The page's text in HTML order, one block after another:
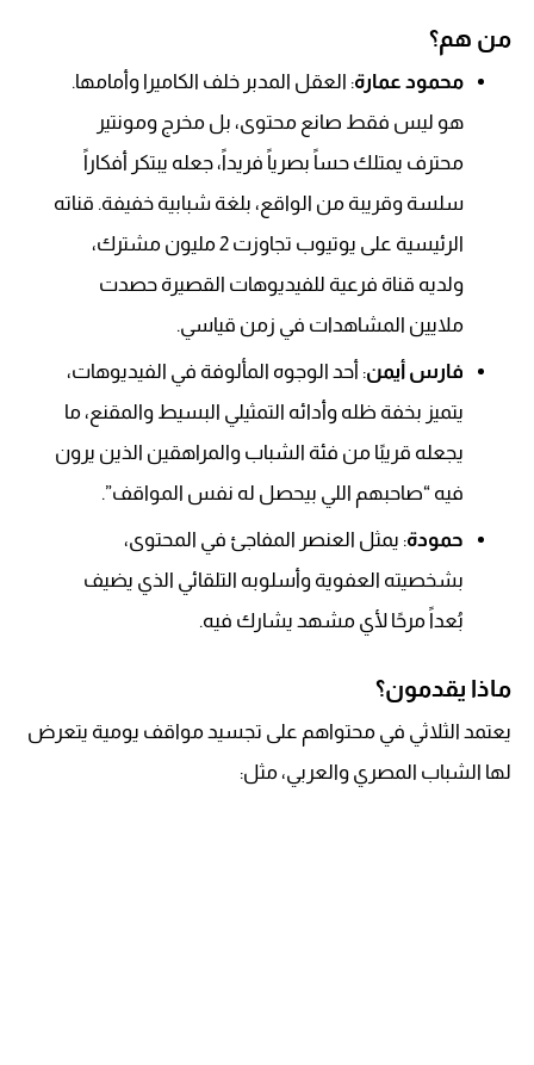
من هم؟
محمود عمارة: العقل المدبر خلف الكاميرا وأمامها.
هو ليس فقط صانع محتوى، بل مخرج ومونتير
محترف يمتلك حساً بصرياً فريداً، جعله يبتكر أفكاراً
سلسة وقريبة من الواقع، بلغة شبابية خفيفة. قناته
الرئيسية على يوتيوب تجاوزت 2 مليون مشترك،
ولديه قناة فرعية للفيديوهات القصيرة حصدت
ملايين المشاهدات في زمن قياسي.
فارس أيمن: أحد الوجوه المألوفة في الفيديوهات،
يتميز بخفة ظله وأدائه التمثيلي البسيط والمقنع، ما
يجعله قريبًا من فئة الشباب والمراهقين الذين يرون
فيه “صاحبهم اللي بيحصل له نفس المواقف”.
حمودة: يمثل العنصر المفاجئ في المحتوى،
بشخصيته العفوية وأسلوبه التلقائي الذي يضيف
بُعداً مرحًا لأي مشهد يشارك فيه.
ماذا يقدمون؟
يعتمد الثلاثي في محتواهم على تجسيد مواقف يومية يتعرض
لها الشباب المصري والعربي، مثل: